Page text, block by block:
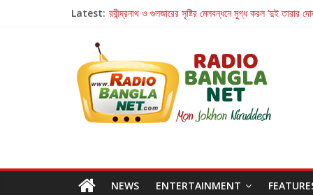
Latest: রবীন্দ্রনাথ ও গুলজারের সৃষ্টির মেলবন্ধনে মুগ্ধ করল ‘দুই তারার
Retribution: A Thought-Provoking Short
হাওয়া বদলের টলিউডে ‘তুমি এলে তাই’
NEWS ENTERTAINMENT